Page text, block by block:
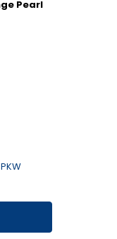
Pearl